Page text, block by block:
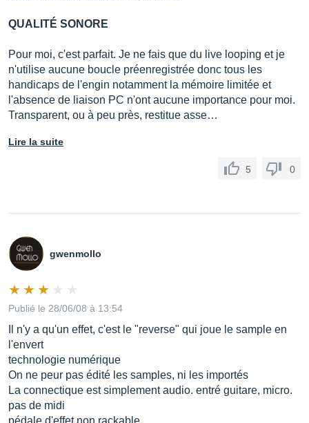
QUALITÉ SONORE
Pour moi, c'est parfait. Je ne fais que du live looping et je
n'utilise aucune boucle préenregistrée donc tous les
handicaps de l'engin notamment la mémoire limitée et
l'absence de liaison PC n'ont aucune importance pour moi.
Transparent, ou à peu près, restitue asse…
Lire la suite
5 0
gwenmollo
Publié le 28/06/08 à 13:54
Il n'y a qu'un effet, c'est le "reverse" qui joue le sample en
l'envert
technologie numérique
On ne peur pas édité les samples, ni les importés
La connectique est simplement audio. entré guitare, micro.
pas de midi
pédale d'effet non rackable.